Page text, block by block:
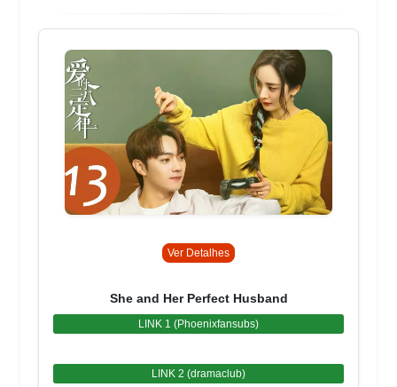
Ver Detalhes
She and Her Perfect Husband
LINK 1 (Phoenixfansubs)
LINK 2 (dramaclub)